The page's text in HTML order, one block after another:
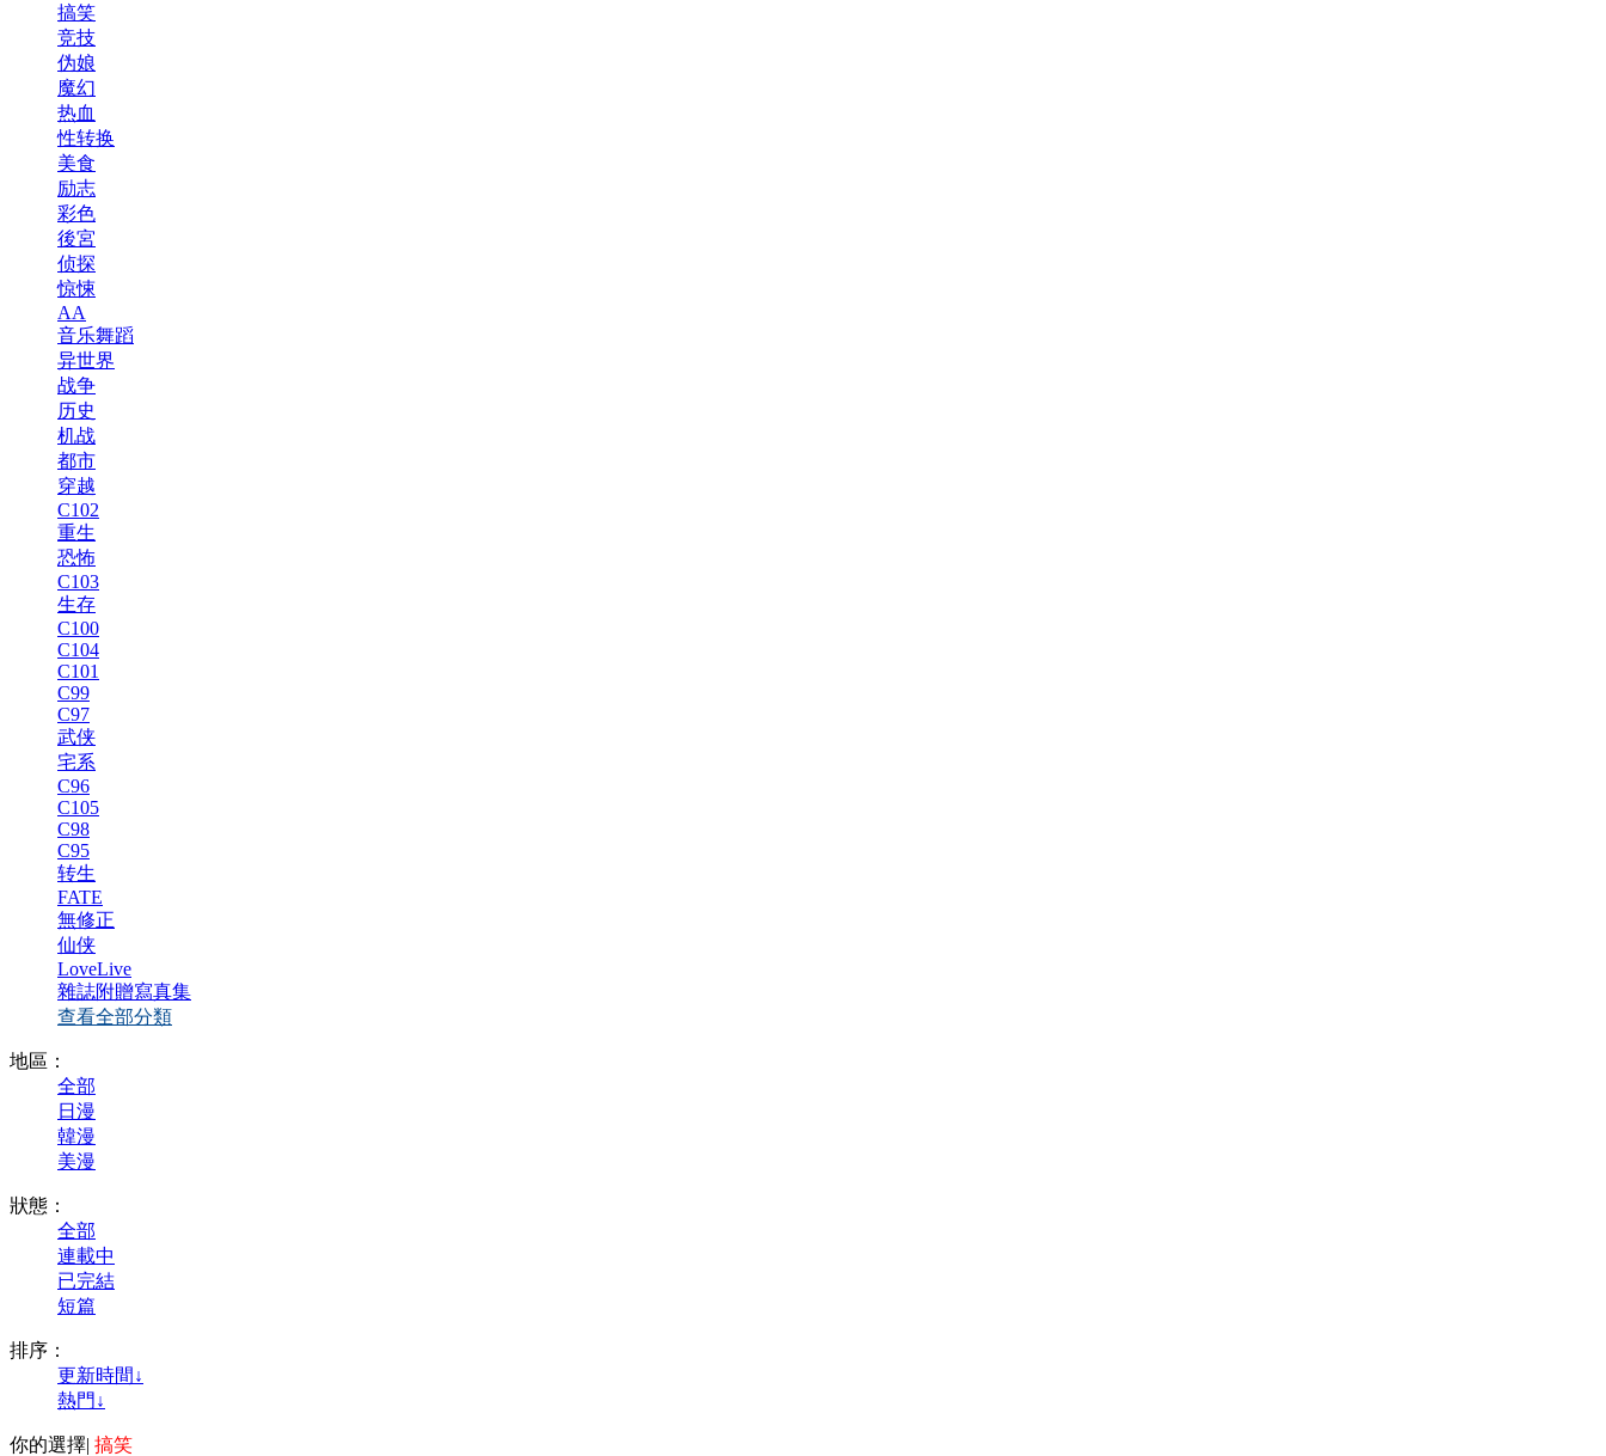
搞笑
竞技
伪娘
魔幻
热血
性转换
美食
励志
彩色
後宮
侦探
惊悚
AA
音乐舞蹈
异世界
战争
历史
机战
都市
穿越
C102
重生
恐怖
C103
生存
C100
C104
C101
C99
C97
武侠
宅系
C96
C105
C98
C95
转生
FATE
無修正
仙侠
LoveLive
雜誌附贈寫真集
查看全部分類
地區：
全部
日漫
韓漫
美漫
狀態：
全部
連載中
已完結
短篇
排序：
更新時間↓
熱門↓
你的選擇| 搞笑